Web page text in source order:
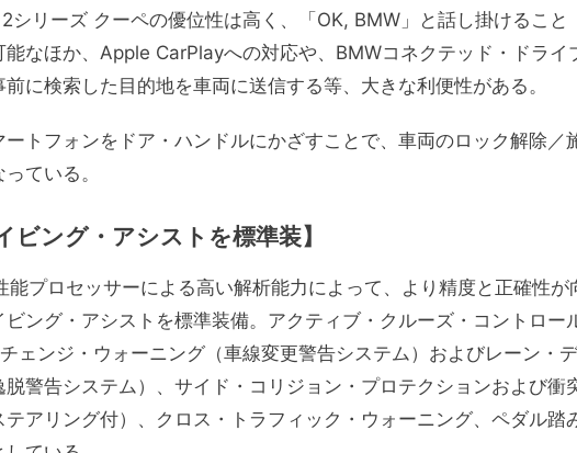
シリーズ クーペの優位性は高く、「OK, BMW」と話し掛けること
なほか、Apple CarPlayへの対応や、BMWコネクテッド・ドライ
に検索した目的地を車両に送信する等、大きな利便性がある。
トフォンをドア・ハンドルにかざすことで、車両のロック解除／
ている。
ビング・アシストを標準装】
プロセッサーによる高い解析能力によって、より精度と正確性が
ビング・アシストを標準装備。アクティブ・クルーズ・コントロー
ェンジ・ウォーニング（車線変更警告システム）およびレーン・デ
警告システム）、サイド・コリジョン・プロテクションおよび衝
アリング付）、クロス・トラフィック・ウォーニング、ペダル踏